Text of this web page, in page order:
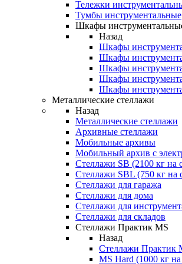
Тележки
Тумбы инструментальные
Шкафы
Назад
Шкафы
Шкафы
Шкафы
Шкафы
Шкафы
Металлические стеллажи
Назад
Металлические стеллажи
Архивные стеллажи
Мобильные архивы
Мобильный архив с
Стеллажи SB (2100 кг на
Стеллажи SBL (750 кг на
Стеллажи для гаража
Стеллажи для дома
Стеллажи для
Стеллажи для складов
Стеллажи Практик MS
Назад
Стеллажи Практик
MS Hard (1000 кг